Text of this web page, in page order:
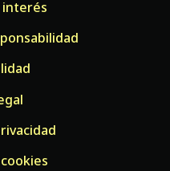
interés